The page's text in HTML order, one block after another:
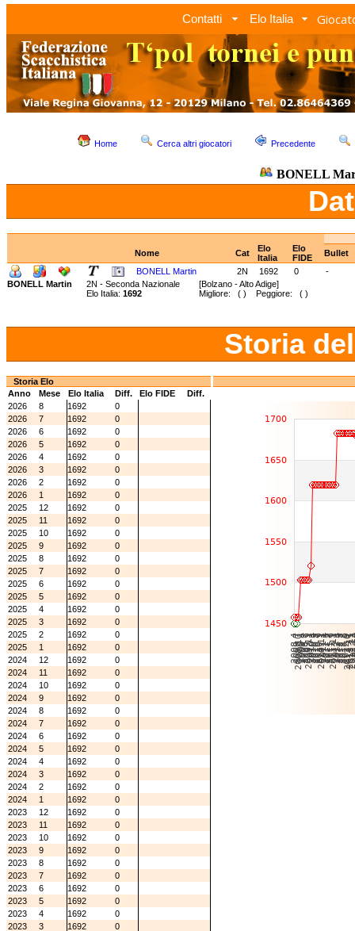
Contatti Elo Italia
Home Cerca altri giocatori Precedente
BONELL
Nome Cat
Elo
Italia
Elo
FIDE
Bullet
BONELL Martin
2N 1692 0
-
BONELL Martin
2N - Seconda Nazionale [Bolzano - Alto Adige]
Elo Italia: 1692 Migliore: ( ) Peggiore: ( )
Storia
Storia Elo
Anno
Mese Elo Italia Diff. Elo FIDE
Diff.
2026
8 1692
0
2026
7 1692
0
2026
6 1692
0
2026
5 1692
0
2026
4 1692
0
2026
3 1692
0
2026
2 1692
0
2026
1 1692
0
2025
12 1692
0
2025
11 1692
0
2025
10 1692
0
2025
9 1692
0
2025
8 1692
0
2025
7 1692
0
2025
6 1692
0
2025
5 1692
0
2025
4 1692
0
2025
3 1692
0
2025
2 1692
0
2025
1 1692
0
2024
12 1692
0
2024
11 1692
0
2024
10 1692
0
2024
9 1692
0
2024
8 1692
0
2024
7 1692
0
2024
6 1692
0
2024
5 1692
0
2024
4 1692
0
2024
3 1692
0
2024
2 1692
0
2024
1 1692
0
2023
12 1692
0
2023
11 1692
0
2023
10 1692
0
2023
9 1692
0
2023
8 1692
0
2023
7 1692
0
2023
6 1692
0
2023
5 1692
0
2023
4 1692
0
2023
3 1692
0